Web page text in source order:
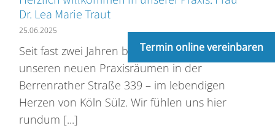
Dr. Lea Marie Traut
25.06.2025
Seit fast zwei Jahren befinden wir uns nun in
unseren neuen Praxisräumen in der
Berrenrather Straße 339 – im lebendigen
Herzen von Köln Sülz. Wir fühlen uns hier
rundum [...]
Termin online vereinbaren